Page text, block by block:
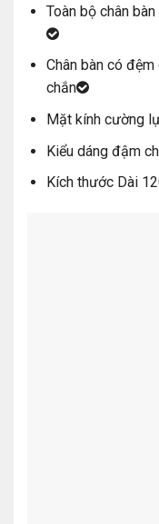
Toàn bộ chân
Chân bàn có
chắn
Mặt kính cường
Kiểu dáng đậm
Kích thước Dài